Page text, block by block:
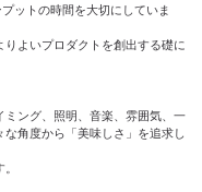
ットの時間を大切にしていま
よいプロダクトを創出する礎に
ング、照明、音楽、雰囲気、一
角度から「美味しさ」を追求し